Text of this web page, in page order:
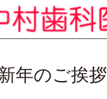
年のご挨拶